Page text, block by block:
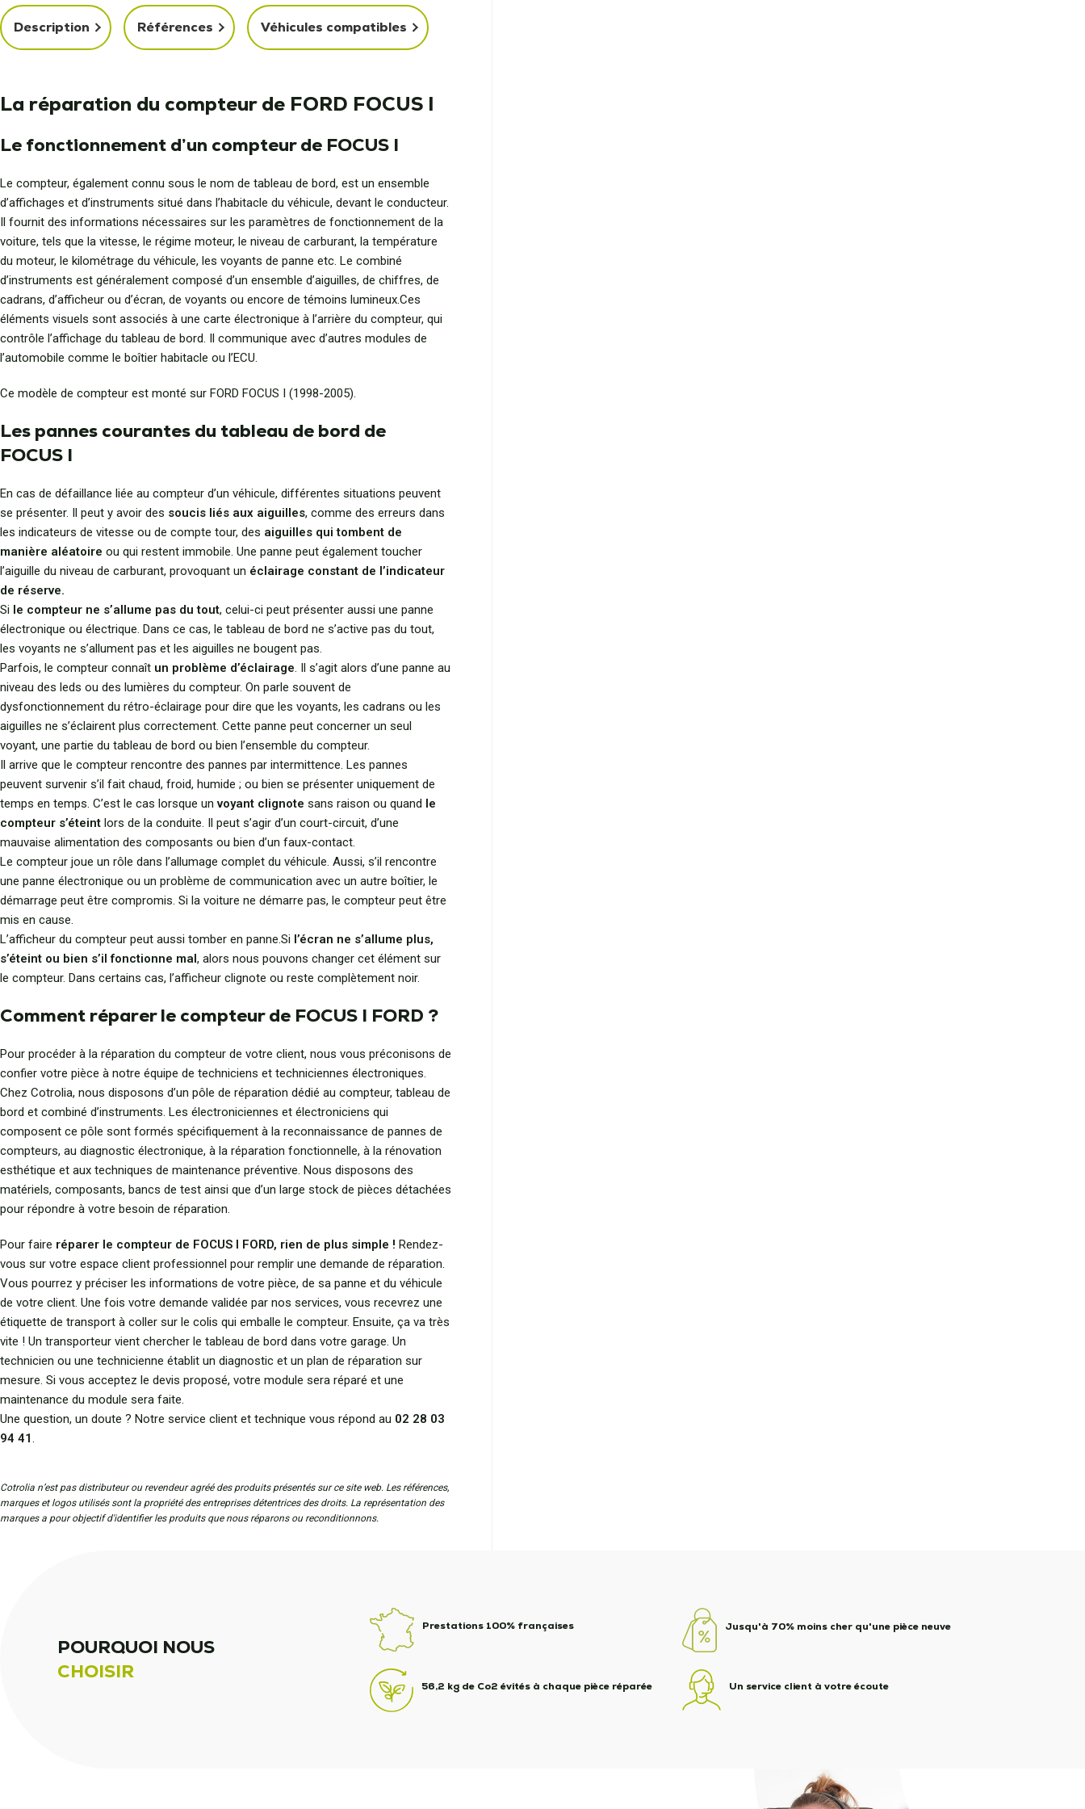
Description Références Véhicules compatibles
La réparation du compteur de FORD FOCUS I
Le fonctionnement d’un compteur de FOCUS I
Le compteur, également connu sous le nom de tableau de bord, est un ensemble
d’affichages et d’instruments situé dans l’habitacle du véhicule, devant le conducteur.
Il fournit des informations nécessaires sur les paramètres de fonctionnement de la
voiture, tels que la vitesse, le régime moteur, le niveau de carburant, la température
du moteur, le kilométrage du véhicule, les voyants de panne etc. Le combiné
d’instruments est généralement composé d’un ensemble d’aiguilles, de chiffres, de
cadrans, d’afficheur ou d’écran, de voyants ou encore de témoins lumineux.Ces
éléments visuels sont associés à une carte électronique à l’arrière du compteur, qui
contrôle l’affichage du tableau de bord. Il communique avec d’autres modules de
l’automobile comme le boîtier habitacle ou l’ECU.
Ce modèle de compteur est monté sur FORD FOCUS I (1998-2005).
Les pannes courantes du tableau de bord de
FOCUS I
En cas de défaillance liée au compteur d’un véhicule, différentes situations peuvent
se présenter. Il peut y avoir des soucis liés aux aiguilles, comme des erreurs dans
les indicateurs de vitesse ou de compte tour, des aiguilles qui tombent de
manière aléatoire ou qui restent immobile. Une panne peut également toucher
l’aiguille du niveau de carburant, provoquant un éclairage constant de l’indicateur
de réserve.
Si le compteur ne s’allume pas du tout, celui-ci peut présenter aussi une panne
électronique ou électrique. Dans ce cas, le tableau de bord ne s’active pas du tout,
les voyants ne s’allument pas et les aiguilles ne bougent pas.
Parfois, le compteur connaît un problème d’éclairage. Il s’agit alors d’une panne au
niveau des leds ou des lumières du compteur. On parle souvent de
dysfonctionnement du rétro-éclairage pour dire que les voyants, les cadrans ou les
aiguilles ne s’éclairent plus correctement. Cette panne peut concerner un seul
voyant, une partie du tableau de bord ou bien l’ensemble du compteur.
Il arrive que le compteur rencontre des pannes par intermittence. Les pannes
peuvent survenir s’il fait chaud, froid, humide ; ou bien se présenter uniquement de
temps en temps. C’est le cas lorsque unvoyant clignote sans raison ou quand
le
compteur s’éteint lors de la conduite. Il peut s’agir d’un court-circuit, d’une
mauvaise alimentation des composants ou bien d’un faux-contact.
Le compteur joue un rôle dans l’allumage complet du véhicule. Aussi, s’il rencontre
une panne électronique ou un problème de communication avec un autre boîtier, le
démarrage peut être compromis. Si la voiture ne démarre pas, le compteur peut être
mis en cause.
L’afficheur du compteur peut aussi tomber en panne.Si l’écran ne s’allume plus,
s’éteint ou bien s’il fonctionne mal , alors nous pouvons changer cet élément sur
le compteur. Dans certains cas, l’afficheur clignote ou reste complètement noir.
Comment réparer le compteur de FOCUS I FORD ?
Pour procéder à la réparation du compteur de votre client, nous vous préconisons de
confier votre pièce à notre équipe de techniciens et techniciennes électroniques.
Chez Cotrolia, nous disposons d’un pôle de réparation dédié au compteur, tableau de
bord et combiné d’instruments. Les électroniciennes et électroniciens qui
composent ce pôle sont formés spécifiquement à la reconnaissance de pannes de
compteurs, au diagnostic électronique, à la réparation fonctionnelle, à la rénovation
esthétique et aux techniques de maintenance préventive. Nous disposons des
matériels, composants, bancs de test ainsi que d’un large stock de pièces détachées
pour répondre à votre besoin de réparation.
Pour faire réparer le compteur de FOCUS I FORD, rien de plus simple ! Rendez-
vous sur votre espace client professionnel pour remplir une demande de réparation.
Vous pourrez y préciser les informations de votre pièce, de sa panne et du véhicule
de votre client. Une fois votre demande validée par nos services, vous recevrez une
étiquette de transport à coller sur le colis qui emballe le compteur. Ensuite, ça va très
vite ! Un transporteur vient chercher le tableau de bord dans votre garage. Un
technicien ou une technicienne établit un diagnostic et un plan de réparation sur
mesure. Si vous acceptez le devis proposé, votre module sera réparé et une
maintenance du module sera faite.
Une question, un doute ? Notre service client et technique vous répond au 02 28 03
94 41.
Cotrolia n’est pas distributeur ou revendeur agréé des produits présentés sur ce site web. Les références,
marques et logos utilisés sont la propriété des entreprises détentrices des droits. La représentation des
marques a pour objectif d'identifier les produits que nous réparons ou reconditionnons.
POURQUOI NOUS
CHOISIR
Prestations 100% françaises
56,2 kg de Co2 évités à chaque pièce réparée
Jusqu'à 70% moins cher qu'une pièce neuve
Un service client à votre écoute